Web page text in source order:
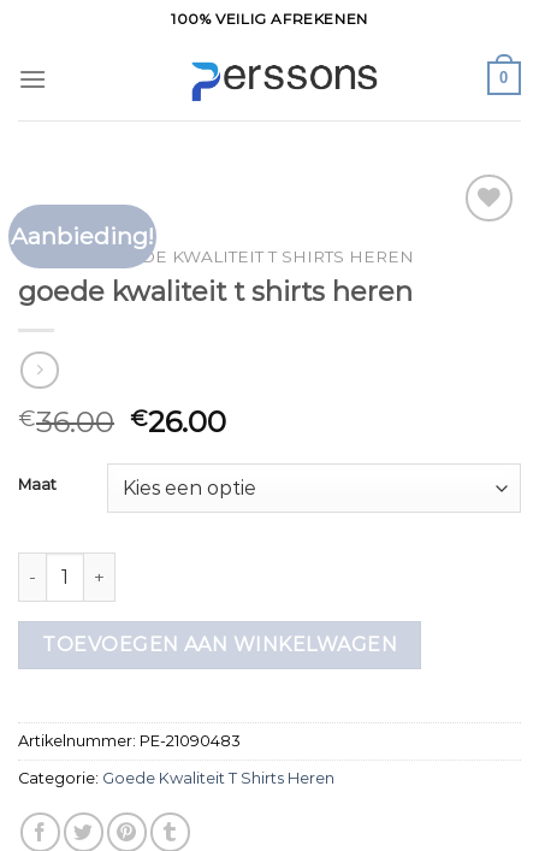
inhoud
100% VEILIG AFREKENEN
0
Aanbieding!
HOME GOEDE KWALITEIT T SHIRTS HEREN
goede kwaliteit t shirts heren
€36.00 €26.00
Maat
goede kwaliteit t shirts heren aantal
TOEVOEGEN AAN WINKELWAGEN
Artikelnummer: PE-21090483
Categorie: Goede Kwaliteit T Shirts Heren